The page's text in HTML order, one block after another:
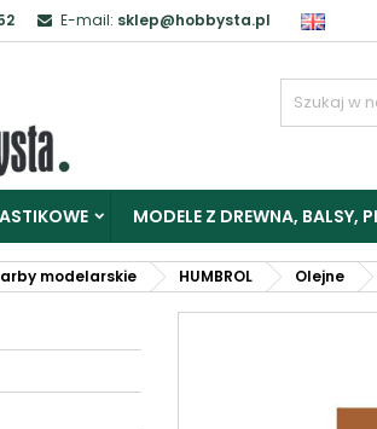
E-mail: sklep@hobbysta.pl
MODELE Z DREWNA, BALSY,
modelarskie HUMBROL Olejne